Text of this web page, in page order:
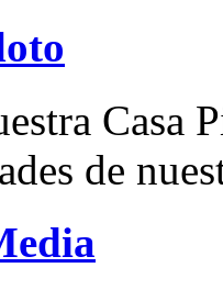
Casa
de